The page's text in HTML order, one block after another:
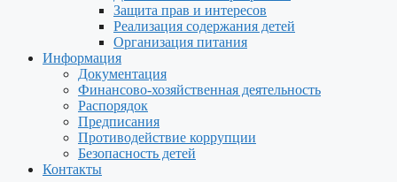
Защита прав и интересов
Реализация содержания детей
Организация питания
Информация
Документация
Финансово-хозяйственная деятельность
Распорядок
Предписания
Противодействие коррупции
Безопасность детей
Контакты